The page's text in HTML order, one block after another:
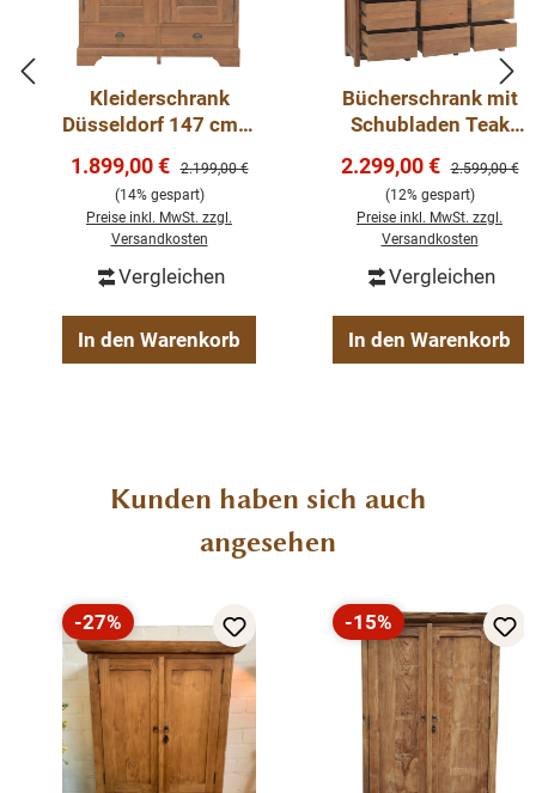
Möbelstück für Ihr Schlafzimmer, im Eingangsbereich
oder in Ihrem Wohn- oder Esszimmer.
Abmessungen H/B/T 140/96/43cm
Teakholz recycelt
Farbe: Teakholz natur; rustikal
traditionell hergestellt
ein handgefertigtes Unikat
Kleiderschrank
Düsseldorf 147 cm –
Teak, Unikat aus
recyceltem Holz
Verkaufspreis:
1.899,00 € Regulärer Preis:
2.199,00 €
(14% gespart)
Preise inkl. MwSt. zzgl.
Versandkosten
Vergleichen
In den Warenkorb
Bücherschrank mit
Schubladen Teak
Teakholz
Verkaufspreis:
2.299,00 € Regulärer
2.599,00 €
(12% gespart)
Preise inkl. MwSt. zzgl.
Versandkosten
Vergleichen
In den Warenkorb
Produktgalerie überspringen
Kunden haben sich auch
angesehen
Rabatt
-27%
Rabatt
-15%